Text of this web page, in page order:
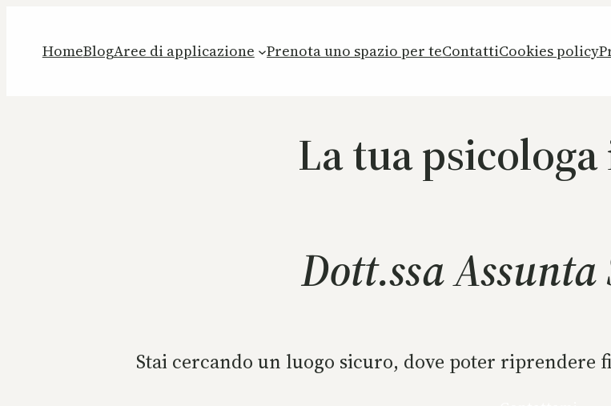
HomeBlogAree di applicazione Prenota uno spazio per teContattiCookies policy
La tua
Dott.ssa
Stai cercando un luogo sicuro, dove poter riprendere